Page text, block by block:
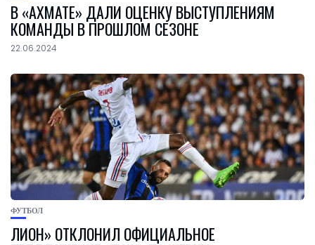
В «АХМАТЕ» ДАЛИ ОЦЕНКУ ВЫСТУПЛЕНИЯМ
КОМАНДЫ В ПРОШЛОМ СЕЗОНЕ
22.06.2024
ФУТБОЛ
ЛИОН» ОТКЛОНИЛ ОФИЦИАЛЬНОЕ